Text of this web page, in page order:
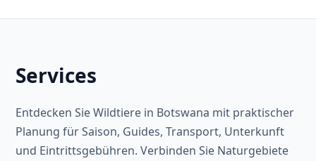
Services
Entdecken Sie Wildtiere in Botswana mit praktischer
Planung für Saison, Guides, Transport, Unterkunft
und Eintrittsgebühren. Verbinden Sie Naturgebiete